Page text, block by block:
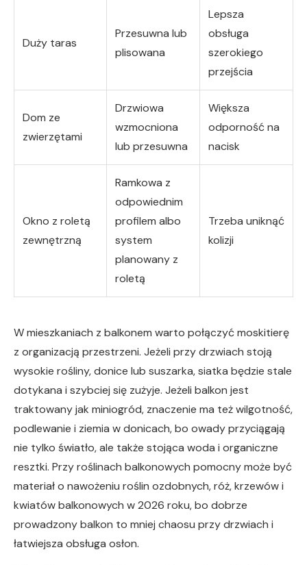
Duży taras
Przesuwna lub
plisowana
Lepsza
obsługa
szerokiego
przejścia
Dom ze
zwierzętami
Drzwiowa
wzmocniona
lub przesuwna
Większa
odporność na
nacisk
Okno z roletą
zewnętrzną
Ramkowa z
odpowiednim
profilem albo
system
planowany z
roletą
Trzeba uniknąć
kolizji
W mieszkaniach z balkonem warto połączyć moskitierę
z organizacją przestrzeni. Jeżeli przy drzwiach stoją
wysokie rośliny, donice lub suszarka, siatka będzie stale
dotykana i szybciej się zużyje. Jeżeli balkon jest
traktowany jak miniogród, znaczenie ma też wilgotność,
podlewanie i ziemia w donicach, bo owady przyciągają
nie tylko światło, ale także stojąca woda i organiczne
resztki. Przy roślinach balkonowych pomocny może być
materiał o nawożeniu roślin ozdobnych, róż, krzewów i
kwiatów balkonowych w 2026 roku, bo dobrze
prowadzony balkon to mniej chaosu przy drzwiach i
łatwiejsza obsługa osłon.